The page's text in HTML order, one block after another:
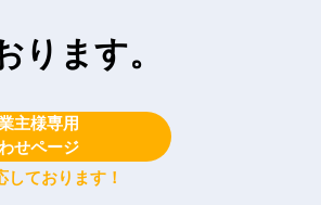
ります。
主様専用
せページ
しております！